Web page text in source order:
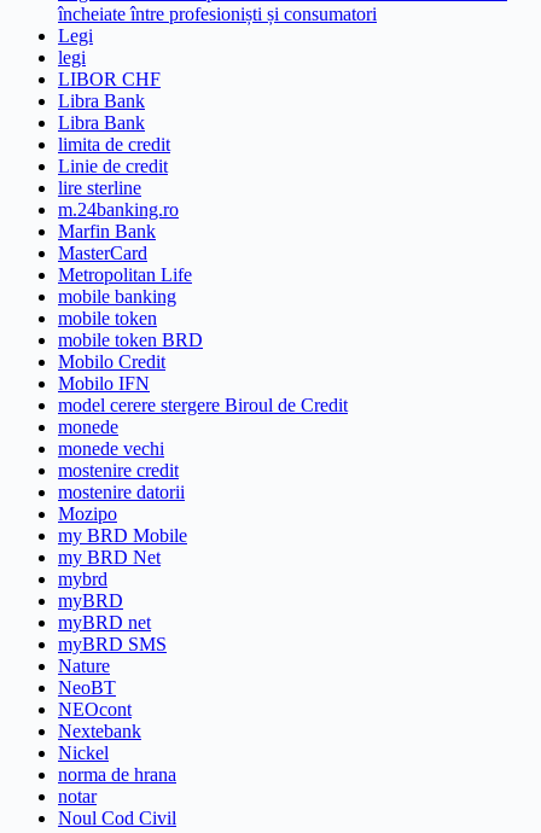
încheiate între profesioniști și consumatori
Legi
legi
LIBOR CHF
Libra Bank
Libra Bank
limita de credit
Linie de credit
lire sterline
m.24banking.ro
Marfin Bank
MasterCard
Metropolitan Life
mobile banking
mobile token
mobile token BRD
Mobilo Credit
Mobilo IFN
model cerere stergere Biroul de Credit
monede
monede vechi
mostenire credit
mostenire datorii
Mozipo
my BRD Mobile
my BRD Net
mybrd
myBRD
myBRD net
myBRD SMS
Nature
NeoBT
NEOcont
Nextebank
Nickel
norma de hrana
notar
Noul Cod Civil